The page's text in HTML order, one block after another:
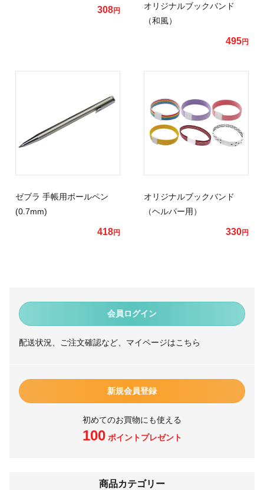
会員ログイン
配送状況、ご注文確認など、マイページはこちら
新規会員登録
初めてのお買物にも使える
100ポイントプレゼント
商品カテゴリー
308円
オリジナルブックバンド
（和風）
495円
ゼブラ 手帳用ボールペン
(0.7mm)
418円
オリジナルブックバンド
（ヘルパー用）
330円